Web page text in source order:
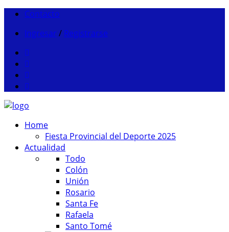
Contacto
Ingresar / Registrarse
Home
Fiesta Provincial del Deporte 2025
Actualidad
Todo
Colón
Unión
Rosario
Santa Fe
Rafaela
Santo Tomé